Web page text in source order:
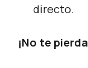
directo.
¡No te